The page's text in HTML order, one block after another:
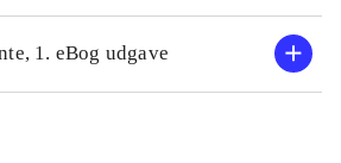
1. eBog udgave